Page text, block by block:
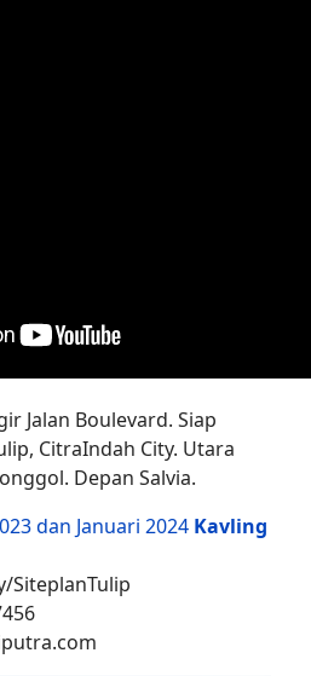
Jalan Boulevard. Siap
CitraIndah City. Utara
Depan Salvia.
dan Januari 2024 Kavling
SiteplanTulip